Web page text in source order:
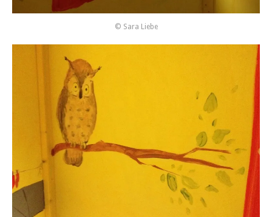
© Sara Liebe